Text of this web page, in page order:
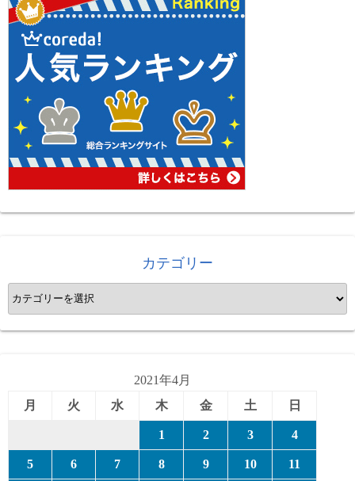
カテゴリー
カ
テ
ゴ
2021年4月
月
火 水 木 金 土 日
1 2 3 4
5 6 7 8 9 10 11